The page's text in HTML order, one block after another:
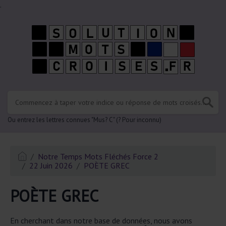
.
Ou entrez les lettres connues "Mus? C" (? Pour inconnu)
Notre Temps Mots Fléchés Force 2
22 Juin 2026
POÈTE GREC
POÈTE GREC
En cherchant dans notre base de données, nous avons